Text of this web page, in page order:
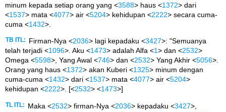
minum kepada setiap orang yang <3588> haus <1372> dari
<1537> mata <4077> air <5204> kehidupan <2222> secara cuma-
cuma <1432>.
TB ITL: Firman-Nya <2036> lagi kepadaku <3427>: "Semuanya
telah terjadi <1096>. Aku <1473> adalah Alfa <1> dan <2532>
Omega <5598>, Yang Awal <746> dan <2532> Yang Akhir <5056>.
Orang yang haus <1372> akan Kuberi <1325> minum dengan
cuma-cuma <1432> dari <1537> mata <4077> air <5204>
kehidupan <2222>. [<2532> <1473>]
TL ITL: Maka <2532> firman-Nya <2036> kepadaku <3427>,